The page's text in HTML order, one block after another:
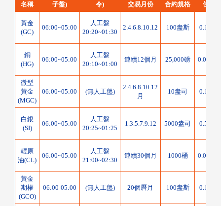
名稱
子盤)
令)
交易月份 合約規格
位)
黃金
(GC)
06:00~05:00
人工盤
20:20~01:30
2.4.6.8.10.12 100盎斯 0.1點
銅
(HG)
06:00~05:00
人工盤
20:10~01:00
連續12個月 25,000磅 0.05點
微型
黃金
(MGC)
06:00~05:00 (無人工盤)
2.4.6.8.10.12
月
10盎司 0.1點
白銀
(SI)
06:00~05:00
人工盤
20:25~01:25
1.3.5.7.9.12 5000盎司 0.5點
輕原
油(CL)
06:00~05:00
人工盤
21:00~02:30
連續30個月 1000桶 0.01點
黃金
期權
(GCO)
06:00-05:00 (無人工盤) 20個曆月 100盎斯 0.1點